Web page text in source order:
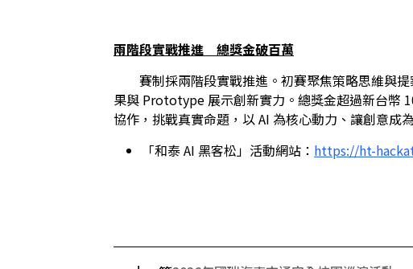
兩階段實戰推進　總獎金破百萬
賽制採兩階段實戰推進。初賽聚焦策略思維與提
果與 Prototype 展示創新實力。總獎金超過新台幣
協作，挑戰真實命題，以 AI 為核心動力、讓創意
「和泰 AI 黑客松」活動網站： https://ht-